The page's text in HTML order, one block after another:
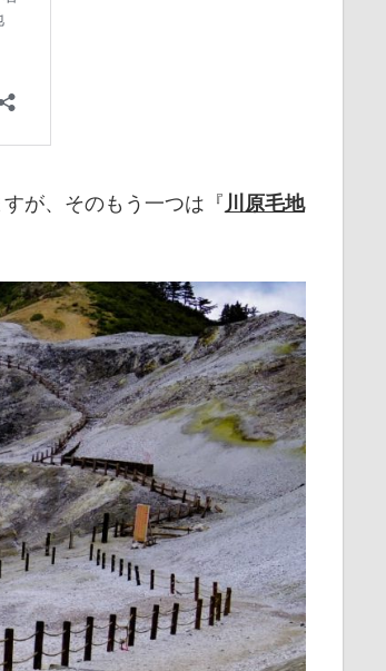
が、そのもう一つは『 川原毛地